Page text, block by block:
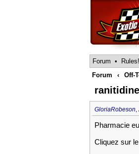
Forum • Rules!
Forum
‹ Off-
GloriaRobeson,
Pharmacie
Cliquez sur